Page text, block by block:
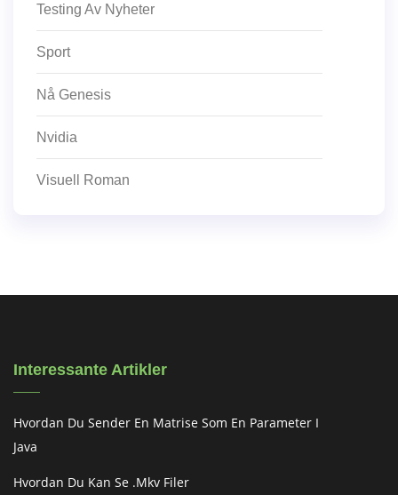
Testing Av Nyheter
Sport
Nå Genesis
Nvidia
Visuell Roman
Interessante Artikler
Hvordan Du Sender En Matrise Som En Parameter I
Java
Hvordan Du Kan Se .mkv Filer